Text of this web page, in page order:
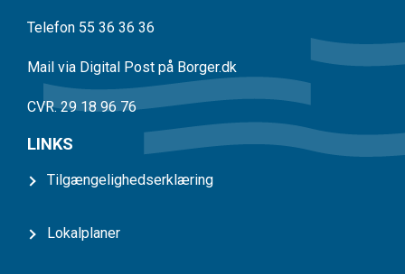
Telefon 55 36 36 36
Mail via Digital Post på Borger.dk
CVR. 29 18 96 76
LINKS
Tilgængelighedserklæring
Lokalplaner